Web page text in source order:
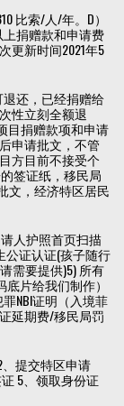
比索/人/年。D）
捐赠款和申请费
更新时间2021年5
还，已经捐赠给
性立刻全额退
目捐赠款项和申请
申请批文，不管
方目前不接受个
签证纸，移民局
文，经济特区居民
人护照首页扫描
公证认证(孩子随行
需要提供)5) 所有
片给我们制作）
NBI证明（入境菲
延期费/移民局罚
提交特区申请
5、领取身份证